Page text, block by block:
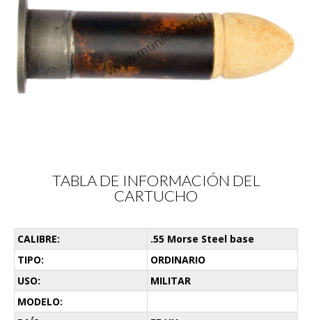
TABLA DE INFORMACIÓN DEL
CARTUCHO
CALIBRE:
.55 Morse Steel base
TIPO:
ORDINARIO
USO:
MILITAR
MODELO: